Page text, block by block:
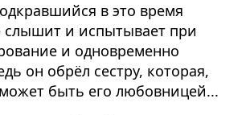
в это время
слышит и испытывает при
и одновременно
он обрёл сестру, которая,
быть его любовницей...